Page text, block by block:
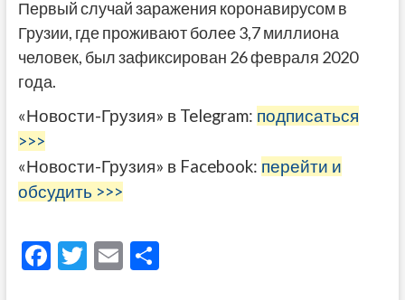
Первый случай заражения коронавирусом в
Грузии, где проживают более 3,7 миллиона
человек, был зафиксирован 26 февраля 2020
года.
«Новости-Грузия» в Telegram: подписаться
>>>
«Новости-Грузия» в Facebook: перейти и
обсудить >>>
F T E О